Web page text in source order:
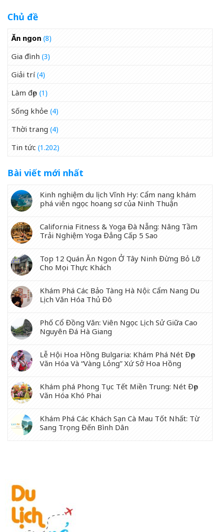
Chủ đề
Ăn ngon (8)
Gia đình (3)
Giải trí(4)
Làm đẹp (1)
Sống khỏe (4)
Thời trang (4)
Tin tức (1.202)
Bài viết mới nhất
Kinh nghiệm du lịch Vĩnh Hy: Cẩm nang khám
phá viên ngọc hoang sơ của Ninh Thuận
California Fitness & Yoga Đà Nẵng: Nâng Tầm
Trải Nghiệm Yoga Đẳng Cấp 5 Sao
Top 12 Quán Ăn Ngon Ở Tây Ninh Đừng Bỏ Lỡ
Cho Mọi Thực Khách
Khám Phá Các Bảo Tàng Hà Nội: Cẩm Nang Du
Lịch Văn Hóa Thủ Đô
Phố Cổ Đồng Văn: Viên Ngọc Lịch Sử Giữa Cao
Nguyên Đá Hà Giang
Lễ Hội Hoa Hồng Bulgaria: Khám Phá Nét Đẹp
Văn Hóa Và “Vàng Lỏng” Xứ Sở Hoa Hồng
Khám phá Phong Tục Tết Miền Trung: Nét Đẹp
Văn Hóa Khó Phai
Khám Phá Các Khách Sạn Cà Mau Tốt Nhất: Từ
Sang Trọng Đến Bình Dân